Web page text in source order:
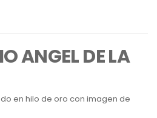
ANGEL DE LA
en hilo de oro con imagen de